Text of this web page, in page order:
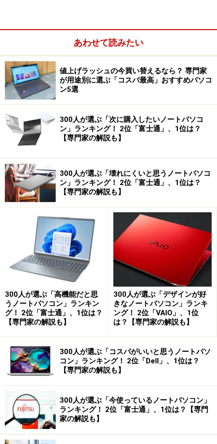
近年、レノボはこのような機構を持った製品をYogaとい
うブランドとして世界中でプロモーションしており、タ
ブレットにおいてもYoga的な機能を組み入れた製品を販
売しています。そのYogaの機構を大幅に強化したのが今
回の製品です。
今回のモデルでは、高精細パネルを引き続き使用しなが
ら、Yogaのヒンジを全く新しい機構に改良し、より変形
がしやすく、見た目にも美しいモデルに変わりました。
インテルの最新プロセッサーを採用
2 ProはCore i7-4500Uを採用し、メモリは8GB、ストレー
ジは256GBでした。どちらかというと、ハイエンドより
ロセッサーであるCore Mが採用されています。
Core Mはインテルの最新プロセスである14nmプロセス
で製造された最新のCPUで、パフォーマンス自体Core i7
あわせて読みたい
値上げラッシュの今買い替えるなら？ 専門家
が用途別に選ぶ「コスパ最高」おすすめパソコ
ン5選
300人が選ぶ「次に購入したいノートパソコ
ン」ランキング！ 2位「富士通」、1位は？
【専門家の解説も】
300人が選ぶ「壊れにくいと思うノートパソコ
ン」ランキング！ 2位「富士通」、1位は？
【専門家の解説も】
300人が選ぶ「高機能だと思
うノートパソコン」ランキン
グ！ 2位「富士通」、1位は？
【専門家の解説も】
300人が選ぶ「デザインが好
きなノートパソコン」ランキ
ング！ 2位「VAIO」、1位
は？【専門家の解説も】
300人が選ぶ「コスパがいいと思うノートパソ
コン」ランキング！ 2位「Dell」、1位は？
【専門家の解説も】
300人が選ぶ「今使っているノートパソコン」
ランキング！ 2位「富士通」、1位は？【専門
家の解説も】